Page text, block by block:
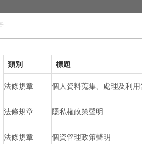
類別 標題
法條規章 個人資料蒐集、處理及利用
法條規章 隱私權政策聲明
法條規章 個資管理政策聲明